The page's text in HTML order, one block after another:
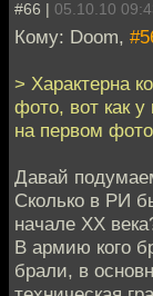
#66 | 05.10.10
Кому: Doom,
> Характерна
фото, вот как у
на первом
Давай
Сколько в РИ
начале XX
В армию кого
брали, в